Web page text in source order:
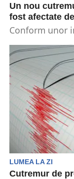
Un nou
fost afectate
Conform unor
pentru Fizica
LUMEA LA ZI
Cutremur de